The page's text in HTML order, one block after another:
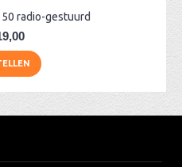
radio-gestuurd